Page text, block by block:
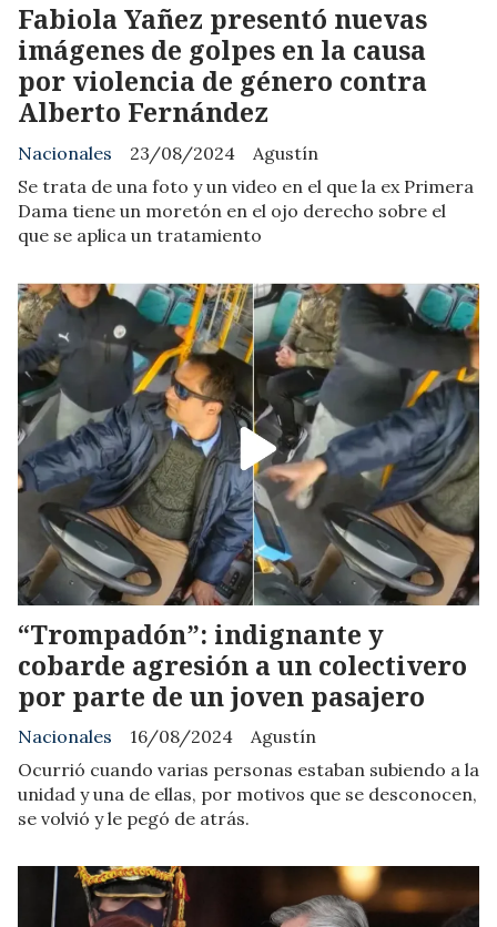
Fabiola Yañez presentó nuevas
imágenes de golpes en la causa
por violencia de género contra
Alberto Fernández
Agustín
Nacionales
23/08/2024
Se trata de una foto y un video en el que la ex Primera
Dama tiene un moretón en el ojo derecho sobre el
que se aplica un tratamiento
“Trompadón”: indignante y
cobarde agresión a un colectivero
por parte de un joven pasajero
Agustín
Nacionales
16/08/2024
Ocurrió cuando varias personas estaban subiendo a la
unidad y una de ellas, por motivos que se desconocen,
se volvió y le pegó de atrás.